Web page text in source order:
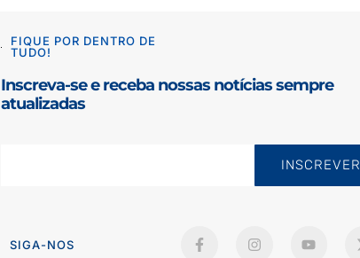
FIQUE POR DENTRO DE
TUDO!
Inscreva-se e receba nossas notícias sempre
atualizadas
INSCREVER
SIGA-NOS